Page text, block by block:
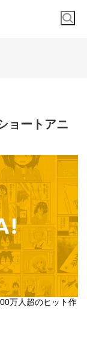
ョートアニ
万人超のヒット作